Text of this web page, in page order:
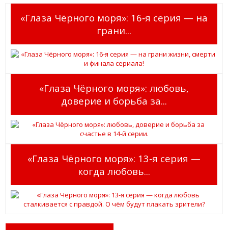
«Глаза Чёрного моря»: 16‑я серия — на
грани...
«Глаза Чёрного моря»: любовь,
доверие и борьба за...
«Глаза Чёрного моря»: 13‑я серия —
когда любовь...